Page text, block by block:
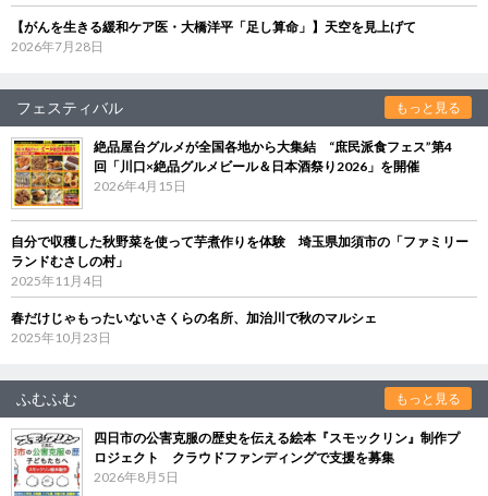
【がんを生きる緩和ケア医・大橋洋平「足し算命」】天空を見上げて
2026年7月28日
フェスティバル もっと見る
絶品屋台グルメが全国各地から大集結 “庶民派食フェス”第4
回「川口×絶品グルメビール＆日本酒祭り2026」を開催
2026年4月15日
自分で収穫した秋野菜を使って芋煮作りを体験 埼玉県加須市の「ファミリー
ランドむさしの村」
2025年11月4日
春だけじゃもったいないさくらの名所、加治川で秋のマルシェ
2025年10月23日
ふむふむ もっと見る
四日市の公害克服の歴史を伝える絵本『スモックリン』制作プ
ロジェクト クラウドファンディングで支援を募集
2026年8月5日